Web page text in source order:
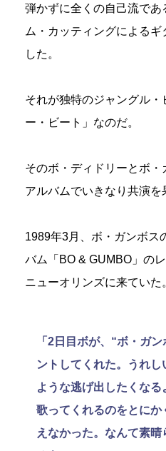
弾かずに全くの自己流で
ム・カッティングによる
した。
それが独特のジャングル・
ー・ビート」なのだ。
そのボ・ディドリーとボ・
アルバムでいきなり共演を
1989年3月、ボ・ガンボス
バム「BO & GUMBO」の
ニューオリンズに来ていた
「2日目ボが、“ボ・ガ
ントしてくれた。うれ
ような逃げ出したくな
歌ってくれるのをとに
えなかった。なんて素